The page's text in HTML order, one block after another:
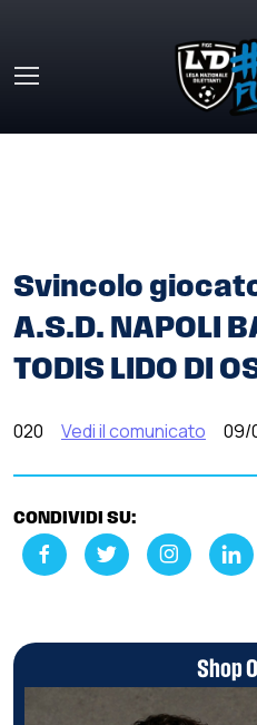
Svincolo
A.S.D. NAPOLI
TODIS LIDO DI
020 Vedi il comunicato 09/
CONDIVIDI SU:
Shop